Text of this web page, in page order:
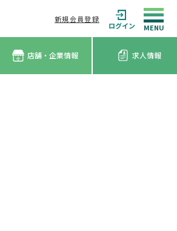
新規会員登録
ログイン
店舗・企業情報 求人情報